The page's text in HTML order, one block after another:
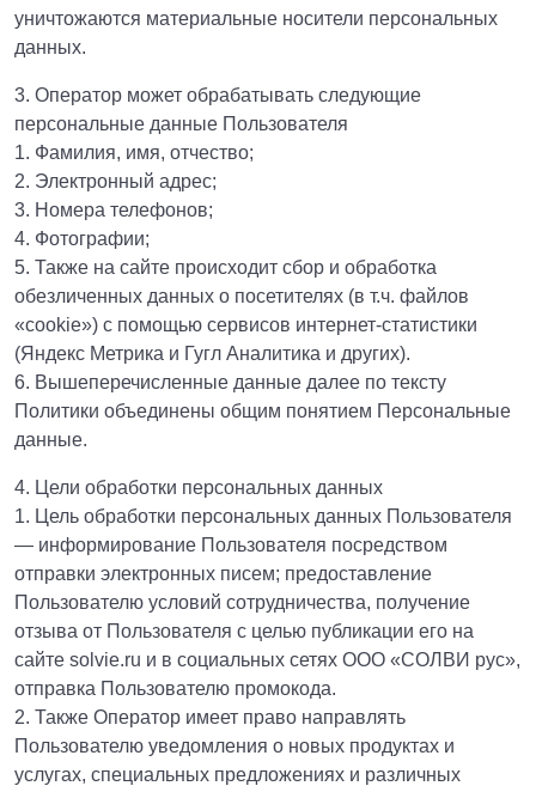
уничтожаются материальные носители персональных
данных.
3. Оператор может обрабатывать следующие
персональные данные Пользователя
1. Фамилия, имя, отчество;
2. Электронный адрес;
3. Номера телефонов;
4. Фотографии;
5. Также на сайте происходит сбор и обработка
обезличенных данных о посетителях (в т.ч. файлов
«cookie») с помощью сервисов интернет-статистики
(Яндекс Метрика и Гугл Аналитика и других).
6. Вышеперечисленные данные далее по тексту
Политики объединены общим понятием Персональные
данные.
4. Цели обработки персональных данных
1. Цель обработки персональных данных Пользователя
— информирование Пользователя посредством
отправки электронных писем; предоставление
Пользователю условий сотрудничества, получение
отзыва от Пользователя с целью публикации его на
сайте solvie.ru и в социальных сетях ООО «СОЛВИ рус»,
отправка Пользователю промокода.
2. Также Оператор имеет право направлять
Пользователю уведомления о новых продуктах и
услугах, специальных предложениях и различных